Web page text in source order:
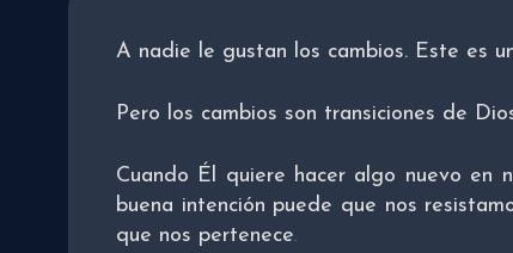
A nadie le gustan los cambios. Este es
Pero los cambios son transiciones de
Cuando Él quiere hacer algo nuevo en
buena intención puede que nos
que nos pertenece.